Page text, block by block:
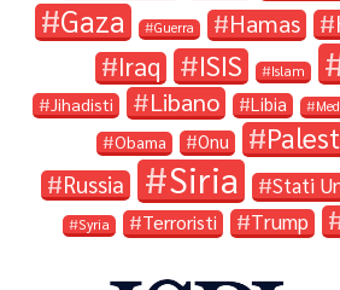
Gaza Guerra Hamas
Iraq ISIS Islam
Jihadisti Libano Libia
Obama Onu
Russia Siria Stati
Syria Terroristi Trump